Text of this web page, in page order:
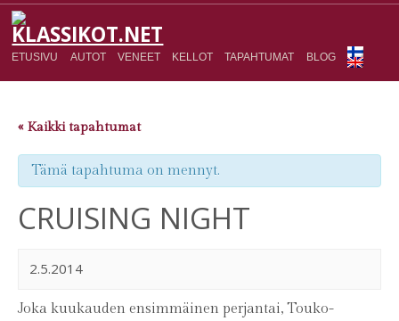
ETUSIVU AUTOT VENEET KELLOT TAPAHTUMAT BLOG
« Kaikki tapahtumat
Tämä tapahtuma on mennyt.
CRUISING NIGHT
2.5.2014
Joka kuukauden ensimmäinen perjantai, Touko-